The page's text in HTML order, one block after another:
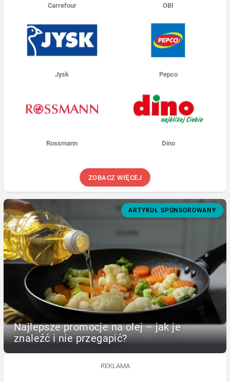
Carrefour OBI
Jysk Pepco
Rossmann Dino
ZOBACZ WIĘCEJ
ARTYKUŁ SPONSOROWANY
Najlepsze promocje na olej – jak je
znaleźć i nie przegapić?
REKLAMA